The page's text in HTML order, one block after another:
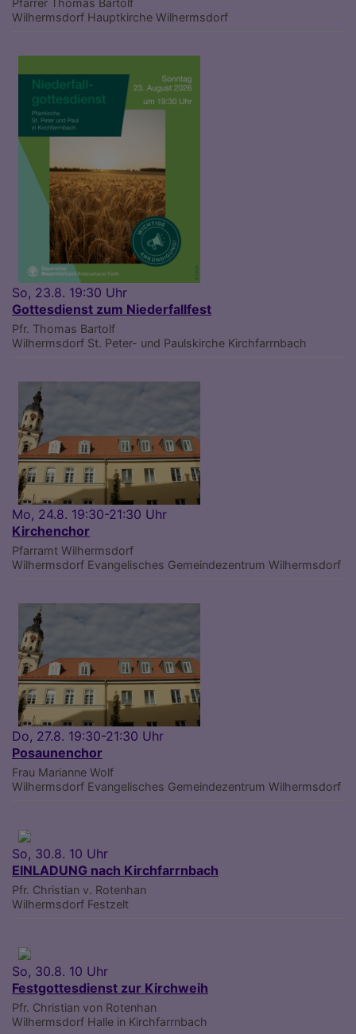
Pfarrer Thomas Bartolf
Wilhermsdorf Hauptkirche Wilhermsdorf
So, 23.8. 19:30 Uhr
Gottesdienst zum Niederfallfest
Pfr. Thomas Bartolf
Wilhermsdorf St. Peter- und Paulskirche Kirchfarrnbach
Mo, 24.8. 19:30-21:30 Uhr
Kirchenchor
Pfarramt Wilhermsdorf
Wilhermsdorf Evangelisches Gemeindezentrum Wilhermsdorf
Do, 27.8. 19:30-21:30 Uhr
Posaunenchor
Frau Marianne Wolf
Wilhermsdorf Evangelisches Gemeindezentrum Wilhermsdorf
So, 30.8. 10 Uhr
EINLADUNG nach Kirchfarrnbach
Pfr. Christian v. Rotenhan
Wilhermsdorf Festzelt
So, 30.8. 10 Uhr
Festgottesdienst zur Kirchweih
Pfr. Christian von Rotenhan
Wilhermsdorf Halle in Kirchfarrnbach